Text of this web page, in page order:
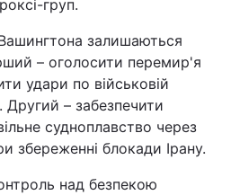
груп.
залишаються
– оголосити перемир'я
удари по військовій
Другий – забезпечити
судноплавство через
збереженні блокади Ірану.
над безпекою